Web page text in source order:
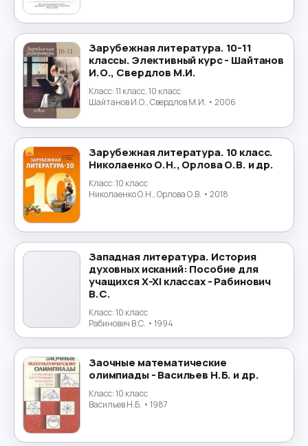
Итальянский язык →
Китайский язык →
Культурология
Латинский язык →
Литература →
Литературное чтение
Маркетинг
Математика
Менеджмент →
Налогообложение
Немецкий язык
ОБЖ
Зарубежная литература. 10-11
классы. Элективный курс - Шайтанов
И.О., Свердлов М.И.
Класс:11 класс, 10 класс
Шайтанов И.О., Свердлов М.И. • 2006
Зарубежная литература. 10 класс.
Николаенко О.Н., Орлова О.В. и др.
Класс:10 класс
Николаенко О.Н., Орлова О.В. • 2018
Западная литература. История
духовных исканий: Пособие для
учащихся X-XI классах - Рабинович
В.С.
Класс:10 класс
Рабинович В.С. • 1994
Заочные математические
олимпиады - Васильев Н.Б. и др.
Класс:10 класс
Васильев Н.Б. • 1987